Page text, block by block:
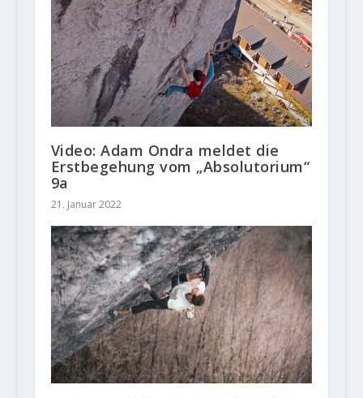
Video: Adam Ondra meldet die
Erstbegehung vom „Absolutorium“
9a
21. Januar 2022